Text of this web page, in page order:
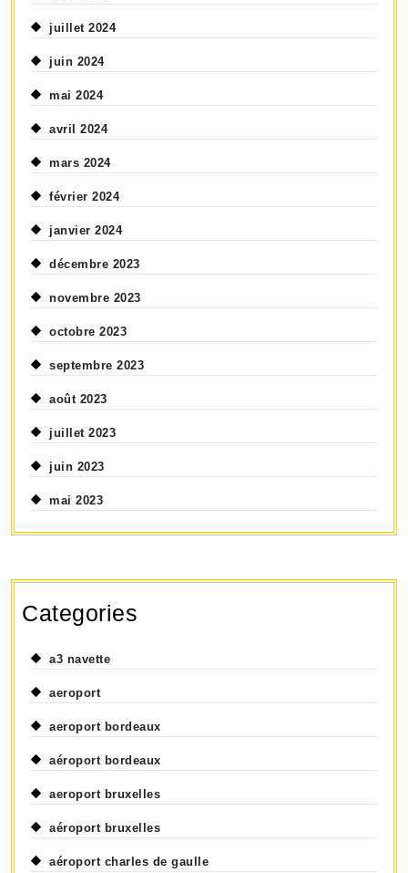
juillet 2024
juin 2024
mai 2024
avril 2024
mars 2024
février 2024
janvier 2024
décembre 2023
novembre 2023
octobre 2023
septembre 2023
août 2023
juillet 2023
juin 2023
mai 2023
Categories
a3 navette
aeroport
aeroport bordeaux
aéroport bordeaux
aeroport bruxelles
aéroport bruxelles
aéroport charles de gaulle